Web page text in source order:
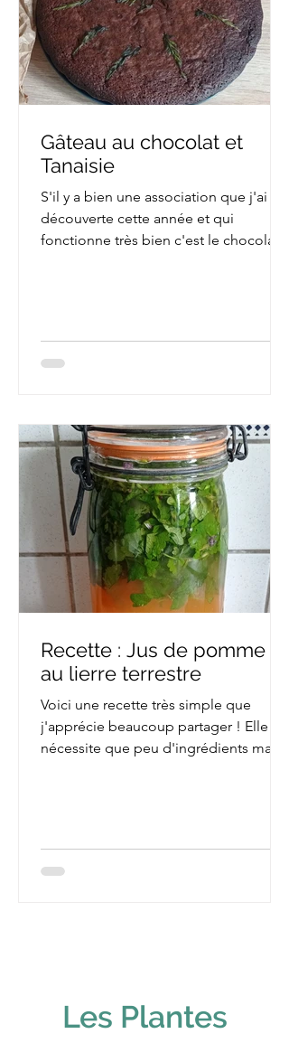
Gâteau au chocolat et
Tanaisie
S'il y a bien une association que j'ai
découverte cette année et qui
fonctionne très bien c'est le chocolat
Recette : Jus de pomme
au lierre terrestre
Voici une recette très simple que
j'apprécie beaucoup partager ! Elle ne
nécessite que peu d'ingrédients mais
Les Plantes